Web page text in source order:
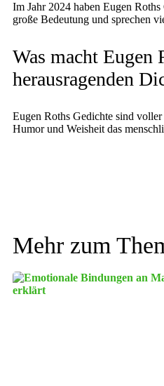
Im Jahr 2024 haben Eugen
große Bedeutung und sprechen
Was macht Eugen
herausragenden
Eugen Roths Gedichte sind
Humor und Weisheit das
Mehr zum